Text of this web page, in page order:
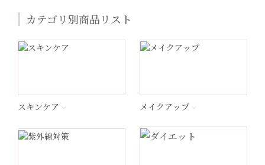
Lekarka（レカルカ）
カテゴリ別商品リスト
スキンケア メイクアップ